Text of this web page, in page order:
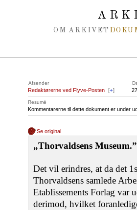
OM ARKIVET
Afsender
Redaktørerne ved Flyve-Posten [+]
Resumé
Kommentarerne til dette dokument er under
Se original
„Thorvaldsens Museum.”
Det vil erindres, at da det
Thorvaldsens samlede
Etablissements Forlag var
derimod, hvilket